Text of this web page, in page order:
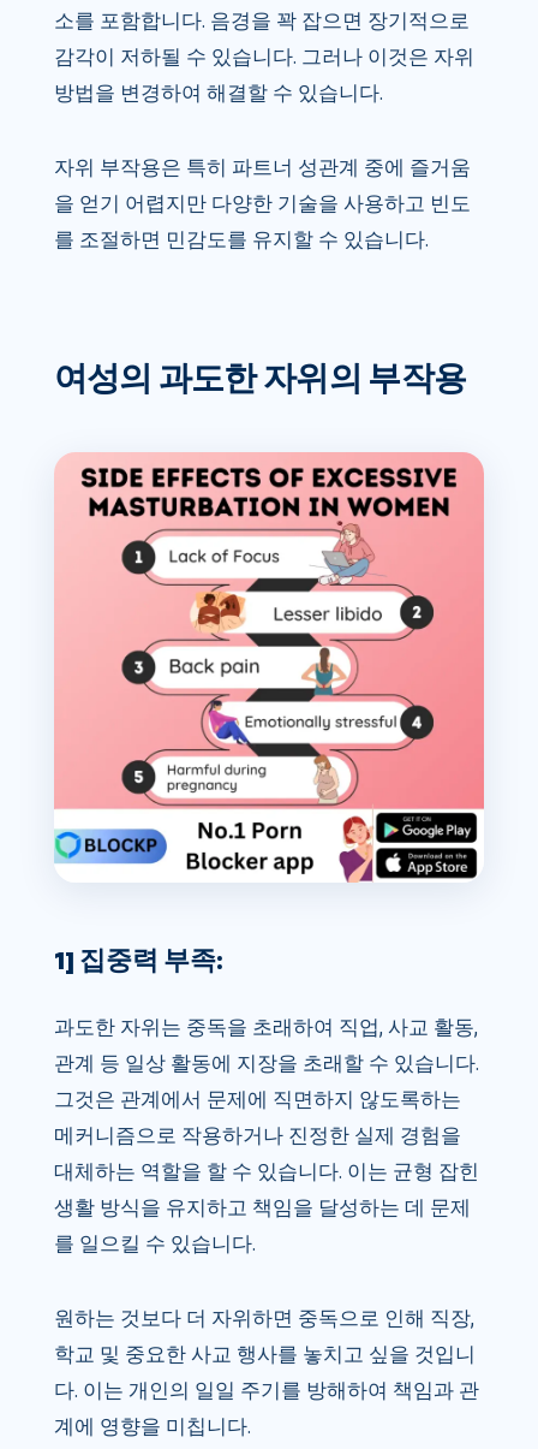
소를 포함합니다. 음경을 꽉 잡으면 장기적으로
감각이 저하될 수 있습니다. 그러나 이것은 자위
방법을 변경하여 해결할 수 있습니다.
자위 부작용은 특히 파트너 성관계 중에 즐거움
을 얻기 어렵지만 다양한 기술을 사용하고 빈도
를 조절하면 민감도를 유지할 수 있습니다.
여성의 과도한 자위의 부작용
1] 집중력 부족:
과도한 자위는 중독을 초래하여 직업, 사교 활동,
관계 등 일상 활동에 지장을 초래할 수 있습니다.
그것은 관계에서 문제에 직면하지 않도록하는
메커니즘으로 작용하거나 진정한 실제 경험을
대체하는 역할을 할 수 있습니다. 이는 균형 잡힌
생활 방식을 유지하고 책임을 달성하는 데 문제
를 일으킬 수 있습니다.
원하는 것보다 더 자위하면 중독으로 인해 직장,
학교 및 중요한 사교 행사를 놓치고 싶을 것입니
다. 이는 개인의 일일 주기를 방해하여 책임과 관
계에 영향을 미칩니다.